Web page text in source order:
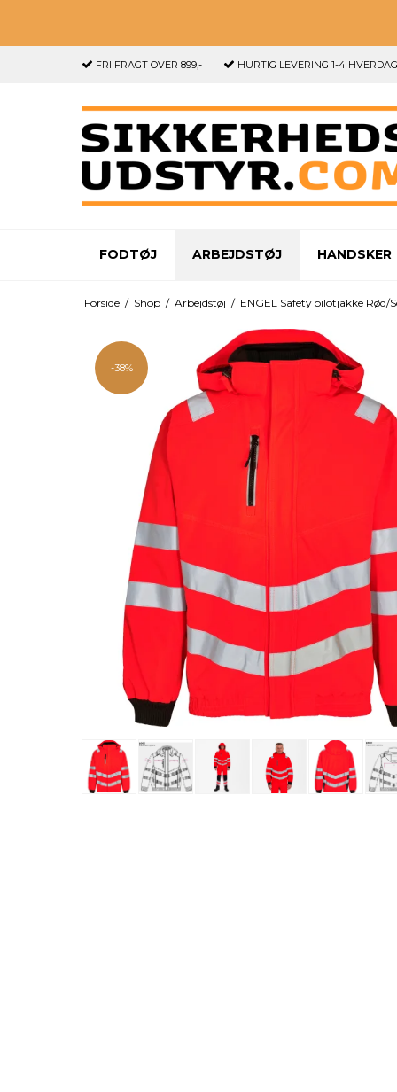
FRI FRAGT OVER 899,- HURTIG LEVERING 1-4
FODTØJ ARBEJDSTØJ HANDSKER
Forside / Shop / Arbejdstøj / ENGEL Safety pilotjakke Rød/
-38%